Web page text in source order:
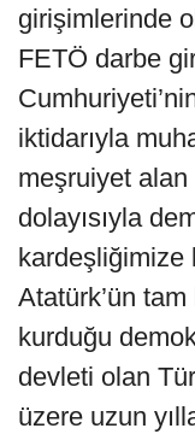
girişimlerinde
FETÖ darbe
iktidarıyla
meşruiyet alan
dolayısıyla
kardeşliğimize
Atatürk’ün tam
kurduğu
devleti olan
üzere uzun